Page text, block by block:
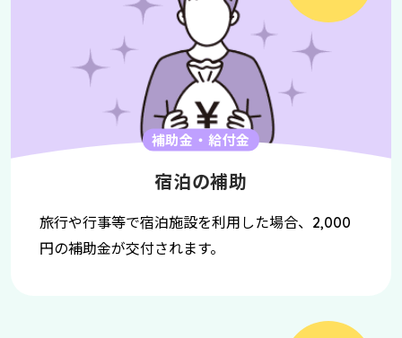
補助金・給付金
宿泊の補助
旅行や行事等で宿泊施設を利用した場合、 2,000
円の補助金が交付されます。